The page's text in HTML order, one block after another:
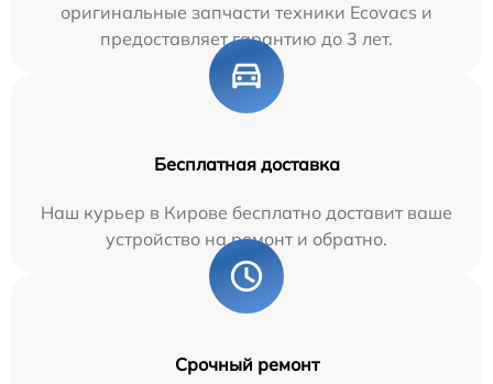
оригинальные запчасти техники Ecovacs и
предоставляет гарантию до 3 лет.
Бесплатная доставка
Наш курьер в Кирове бесплатно доставит ваше
устройство на ремонт и обратно.
Срочный ремонт